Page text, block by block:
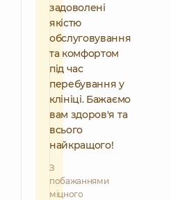
задоволені
якістю
обслуговування
та комфортом
під час
перебування у
клініці. Бажаємо
вам здоров'я та
всього
найкращого!
З
побажаннями
міцного